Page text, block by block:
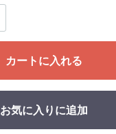
カートに入れる
お気に入りに追加